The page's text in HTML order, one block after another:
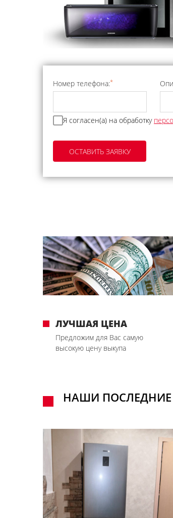
Номер телефона:*
Я согласен(а) на обработку
ЛУЧШАЯ ЦЕНА
Предложим для Вас самую
высокую цену выкупа
НАШИ